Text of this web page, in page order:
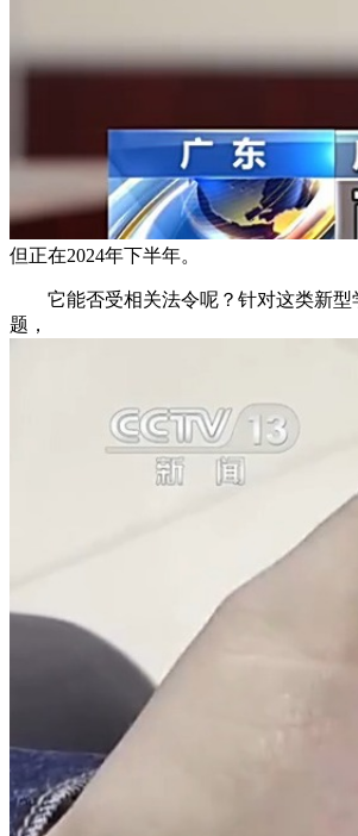
但正在2024年下半年。
它能否受相关法令呢？针对这类新型
题，